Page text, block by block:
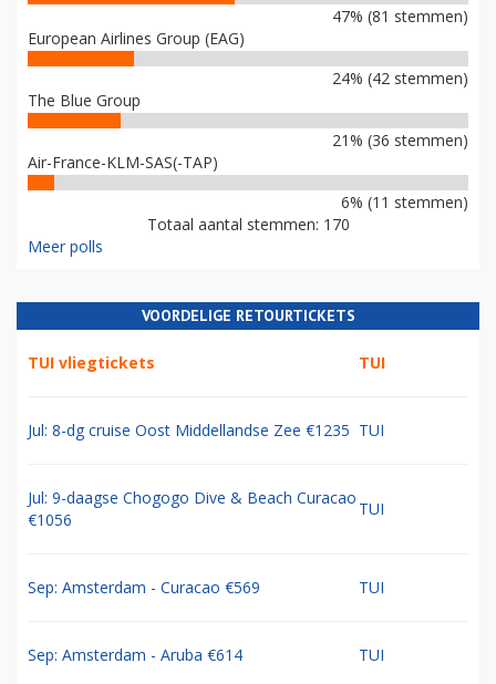
47% (81 stemmen)
European Airlines Group (EAG)
24% (42 stemmen)
The Blue Group
21% (36 stemmen)
Air-France-KLM-SAS(-TAP)
6% (11 stemmen)
Totaal aantal stemmen: 170
Meer polls
VOORDELIGE RETOURTICKETS
TUI vliegtickets TUI
Jul: 8-dg cruise Oost Middellandse Zee €1235 TUI
Jul: 9-daagse Chogogo Dive & Beach Curacao
€1056
TUI
Sep: Amsterdam - Curacao €569 TUI
Sep: Amsterdam - Aruba €614 TUI